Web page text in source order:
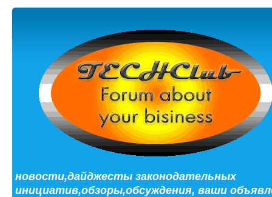
новости,дайджесты законодательных
инициатив,обзоры,обсуждения, ваши